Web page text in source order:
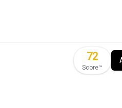
72
Score™️